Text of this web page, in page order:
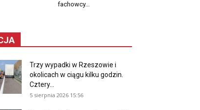
fachowcy...
Trzy wypadki w Rzeszowie i
okolicach w ciągu kilku godzin.
Cztery...
5 sierpnia 2026 15:56